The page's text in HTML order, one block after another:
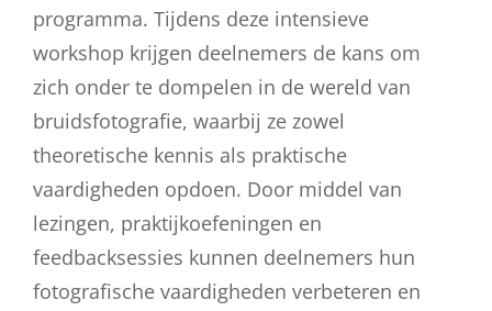
programma. Tijdens deze intensieve
workshop krijgen deelnemers de kans om
zich onder te dompelen in de wereld van
bruidsfotografie, waarbij ze zowel
theoretische kennis als praktische
vaardigheden opdoen. Door middel van
lezingen, praktijkoefeningen en
feedbacksessies kunnen deelnemers hun
fotografische vaardigheden verbeteren en